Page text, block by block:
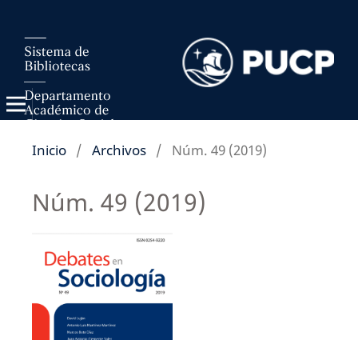
Inicio / Archivos / Núm. 49 (2019)
Núm. 49 (2019)